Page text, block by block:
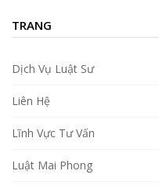
TRANG
Dịch Vụ Luật Sư
Liên Hệ
Lĩnh Vực Tư Vấn
Luật Mai Phong